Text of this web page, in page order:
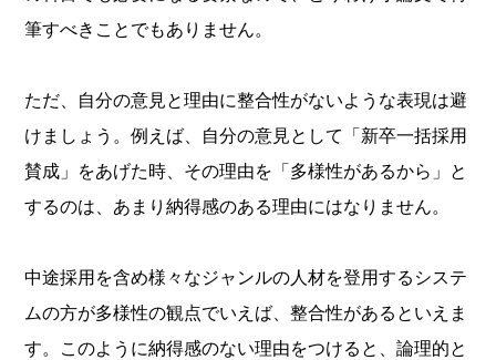
筆すべきことでもありません。
ただ、自分の意見と理由に整合性がないような表現は避
けましょう。例えば、自分の意見として「新卒一括採用
賛成」をあげた時、その理由を「多様性があるから」と
するのは、あまり納得感のある理由にはなりません。
中途採用を含め様々なジャンルの人材を登用するシステ
ムの方が多様性の観点でいえば、整合性があるといえま
す。このように納得感のない理由をつけると、論理的と